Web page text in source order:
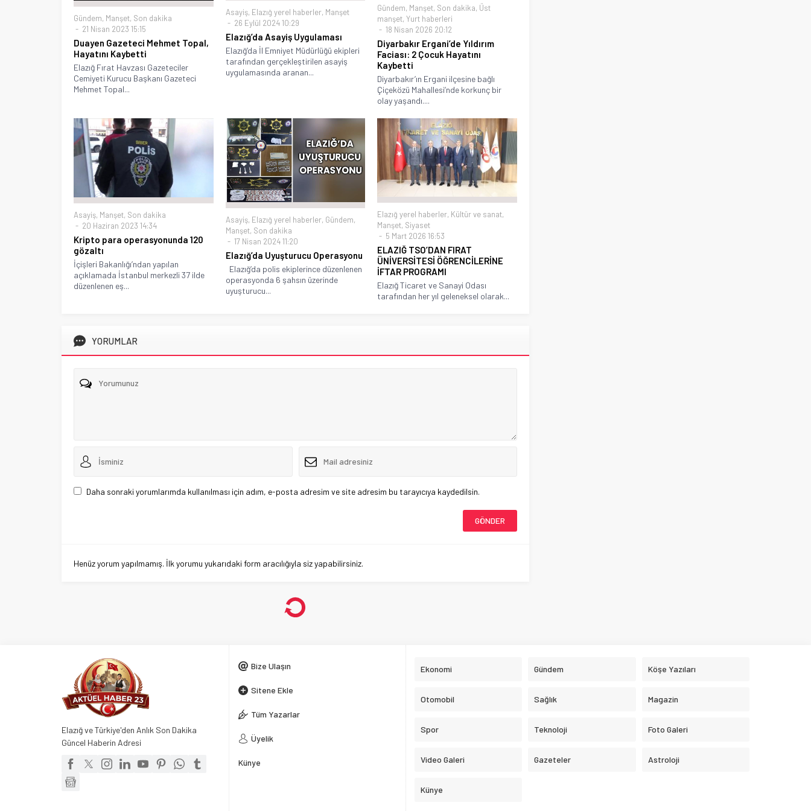
Gündem, Manşet, Son dakika
21 Nisan 2023 15:15
Duayen Gazeteci Mehmet Topal,
Hayatını Kaybetti
Elazığ Fırat Havzası Gazeteciler
Cemiyeti Kurucu Başkanı Gazeteci
Mehmet Topal...
Asayiş, Elazığ yerel haberler, Manşet
26 Eylül 2024 10:29
Elazığ’da Asayiş Uygulaması
Elazığ’da İl Emniyet Müdürlüğü ekipleri
tarafından gerçekleştirilen asayiş
uygulamasında aranan...
Gündem, Manşet, Son dakika, Üst
manşet,Yurt haberleri
18 Nisan 2026 20:12
Diyarbakır Ergani’de Yıldırım
Faciası: 2 Çocuk Hayatını
Kaybetti
Diyarbakır’ın Ergani ilçesine bağlı
Çiçeközü Mahallesi’nde korkunç bir
olay yaşandı....
Asayiş, Manşet, Son dakika
20 Haziran 2023 14:34
Kripto para operasyonunda 120
gözaltı
İçişleri Bakanlığı’ndan yapılan
açıklamada İstanbul merkezli 37 ilde
düzenlenen eş...
Asayiş, Elazığ yerel haberler, Gündem,
Manşet, Son dakika
17 Nisan 2024 11:20
Elazığ’da Uyuşturucu Operasyonu
Elazığ’da polis ekiplerince düzenlenen
operasyonda 6 şahsın üzerinde
uyuşturucu...
Elazığ yerel haberler, Kültür ve sanat,
Manşet, Siyaset
5 Mart 2026 16:53
ELAZIĞ TSO’DAN FIRAT
ÜNİVERSİTESİ ÖĞRENCİLERİNE
İFTAR PROGRAMI
Elazığ Ticaret ve Sanayi Odası
tarafından her yıl geleneksel olarak...
YORUMLAR
Daha sonraki yorumlarımda kullanılması için adım, e-posta adresim ve site adresim bu tarayıcıya kaydedilsin.
Henüz yorum yapılmamış. İlk yorumu yukarıdaki form aracılığıyla siz yapabilirsiniz.
HYerli Otomobil TOGG’un Sedan Modeli T10F İlk Kez Görücüye
Çıktı
Anasayfa»Manşet HYerli Otomobil TOGG’un Sedan Modeli T10F İlk Kez Görücüye Çıktı